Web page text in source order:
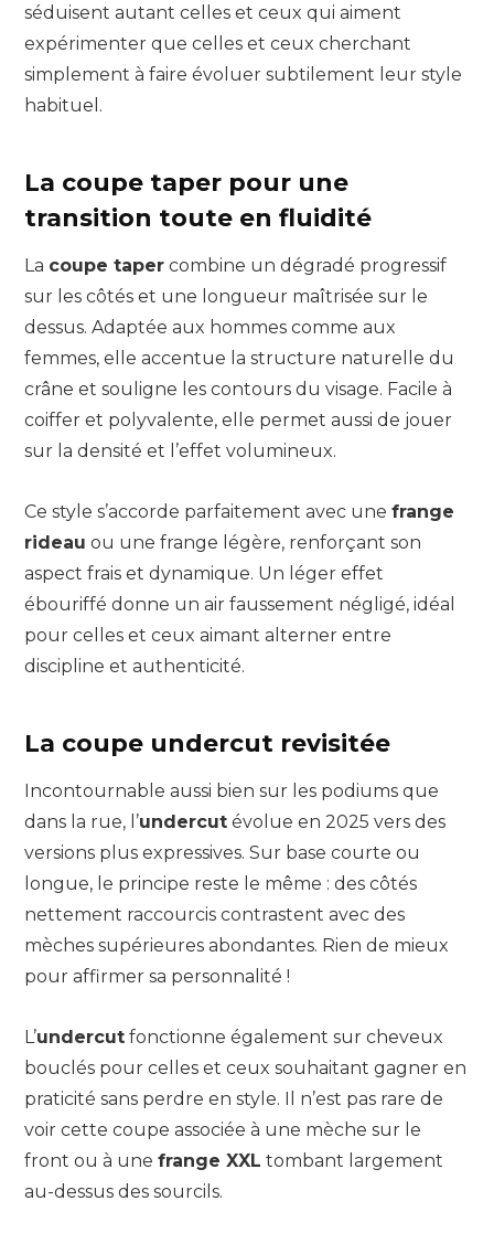
séduisent autant celles et ceux qui aiment
expérimenter que celles et ceux cherchant
simplement à faire évoluer subtilement leur style
habituel.
La coupe taper pour une
transition toute en fluidité
La coupe taper combine un dégradé progressif
sur les côtés et une longueur maîtrisée sur le
dessus. Adaptée aux hommes comme aux
femmes, elle accentue la structure naturelle du
crâne et souligne les contours du visage. Facile à
coiffer et polyvalente, elle permet aussi de jouer
sur la densité et l’effet volumineux.
Ce style s’accorde parfaitement avec une frange
rideau ou une frange légère, renforçant son
aspect frais et dynamique. Un léger effet
ébouriffé donne un air faussement négligé, idéal
pour celles et ceux aimant alterner entre
discipline et authenticité.
La coupe undercut revisitée
Incontournable aussi bien sur les podiums que
dans la rue, l’undercut évolue en 2025 vers des
versions plus expressives. Sur base courte ou
longue, le principe reste le même : des côtés
nettement raccourcis contrastent avec des
mèches supérieures abondantes. Rien de mieux
pour affirmer sa personnalité !
L’undercut fonctionne également sur cheveux
bouclés pour celles et ceux souhaitant gagner en
praticité sans perdre en style. Il n’est pas rare de
voir cette coupe associée à une mèche sur le
front ou à une frange XXL tombant largement
au-dessus des sourcils.